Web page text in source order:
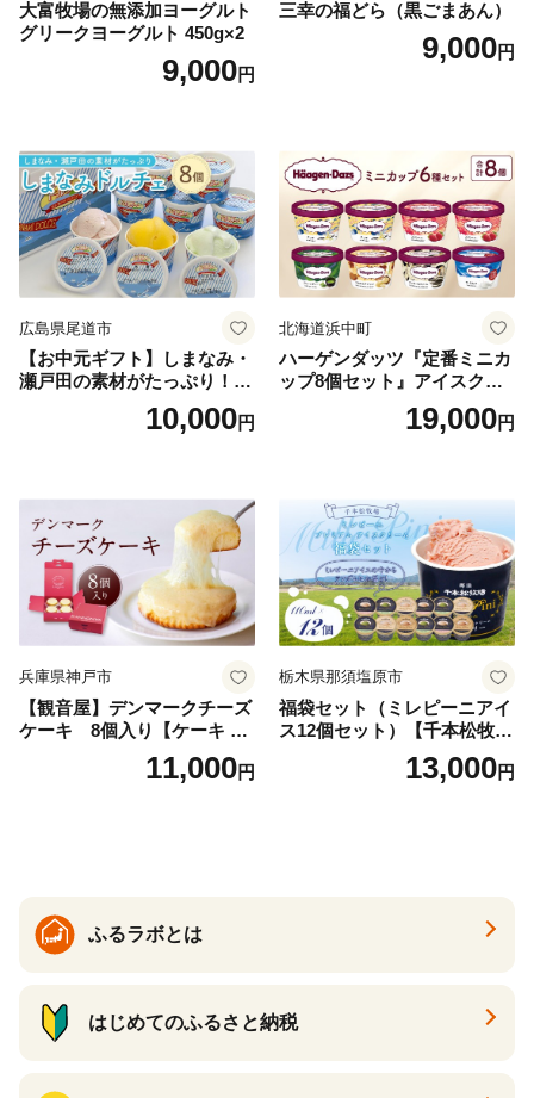
大富牧場の無添加ヨーグルト
グリークヨーグルト 450g×2
9,000円
三幸の福どら（黒ごまあん）
9,000円
広島県尾道市
【お中元ギフト】しまなみ・
瀬戸田の素材がたっぷり！ジ
10,000円
北海道浜中町
ハーゲンダッツ『定番ミニカ
ップ8個セット』アイスクリ
ーム アイス スイーツ デザー
19,000円
兵庫県神戸市
【観音屋】デンマークチーズ
ケーキ 8個入り【ケーキ チ
ーズケーキ 人気スイーツ お
すすめスイーツ 神戸スイー
11,000円
栃木県那須塩原市
福袋セット（ミレピーニアイ
ス12個セット）【千本松牧
場】 ns025-014-12 【デザー
ト 詰め合わせ ギフト】
13,000円
ふるラボとは
はじめてのふるさと納税